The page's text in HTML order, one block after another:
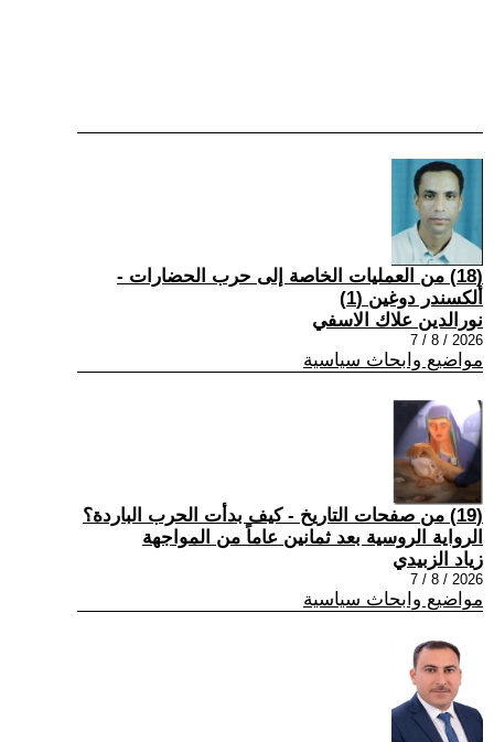
(18) من العمليات الخاصة إلى حرب الحضارات -
ألكسندر دوغين (1)
نورالدين علاك الاسفي
2026 / 8 / 7
مواضيع وابحاث سياسية
(19) من صفحات التاريخ - كيف بدأت الحرب الباردة؟
الرواية الروسية بعد ثمانين عاماً من المواجهة
زياد الزبيدي
2026 / 8 / 7
مواضيع وابحاث سياسية